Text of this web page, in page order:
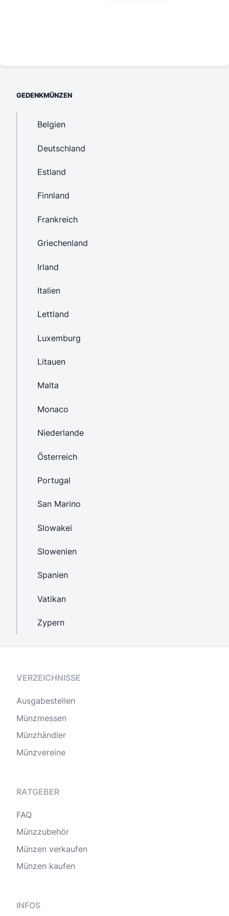
GEDENKMÜNZEN
Belgien
Deutschland
Estland
Finnland
Frankreich
Griechenland
Irland
Italien
Lettland
Luxemburg
Litauen
Malta
Monaco
Niederlande
Österreich
Portugal
San Marino
Slowakei
Slowenien
Spanien
Vatikan
Zypern
VERZEICHNISSE
Ausgabestellen
Münzmessen
Münzhändler
Münzvereine
RATGEBER
FAQ
Münzzubehör
Münzen verkaufen
Münzen kaufen
INFOS